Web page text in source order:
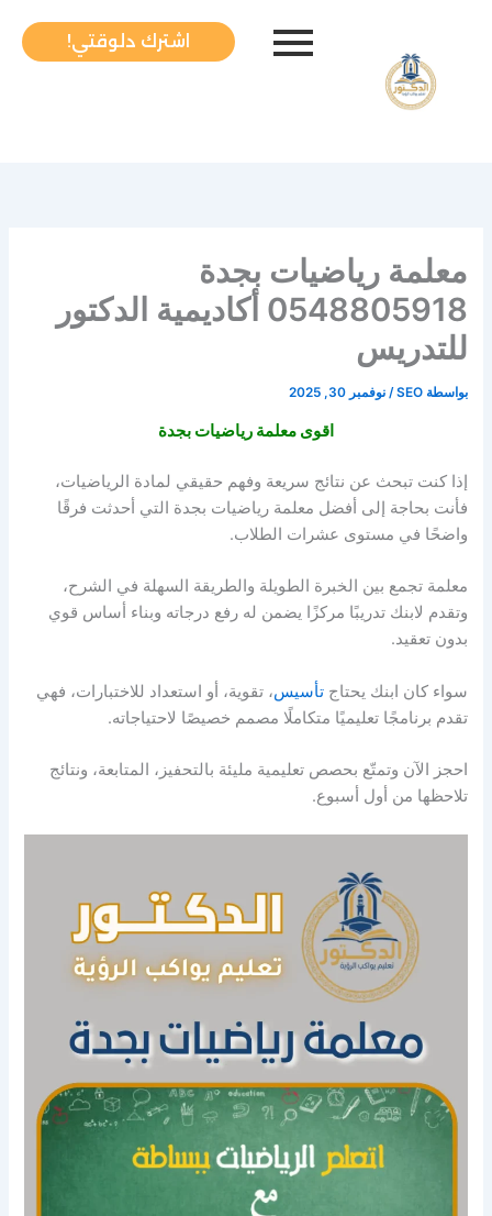
اشترك دلوقتي!
معلمة رياضيات بجدة
0548805918 أكاديمية الدكتور
للتدريس
بواسطة SEO
/نوفمبر 30, 2025
اقوى معلمة رياضيات بجدة
إذا كنت تبحث عن نتائج سريعة وفهم حقيقي لمادة الرياضيات،
فأنت بحاجة إلى أفضل معلمة رياضيات بجدة التي أحدثت فرقًا
واضحًا في مستوى عشرات الطلاب.
معلمة تجمع بين الخبرة الطويلة والطريقة السهلة في الشرح،
وتقدم لابنك تدريبًا مركزًا يضمن له رفع درجاته وبناء أساس قوي
بدون تعقيد.
سواء كان ابنك يحتاجتأسيس، تقوية، أو استعداد للاختبارات، فهي
تقدم برنامجًا تعليميًا متكاملًا مصمم خصيصًا لاحتياجاته.
احجز الآن وتمتّع بحصص تعليمية مليئة بالتحفيز، المتابعة، ونتائج
تلاحظها من أول أسبوع.